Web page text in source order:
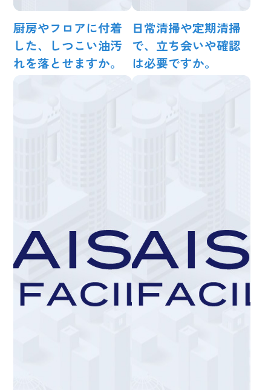
厨房やフロアに付着
した、しつこい油汚
れを落とせますか。
日常清掃や定期清掃
で、立ち会いや確認
は必要ですか。